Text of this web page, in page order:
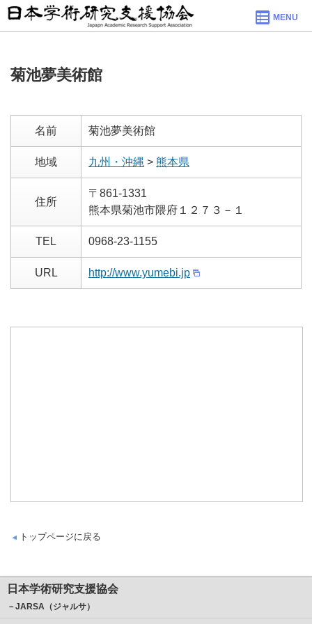
MENU
菊池夢美術館
名前 菊池夢美術館
地域 九州・沖縄 > 熊本県
住所
〒861-1331
熊本県菊池市隈府１２７３－１
TEL 0968-23-1155
URL http://www.yumebi.jp
トップページに戻る
日本学術研究支援協会
－JARSA（ジャルサ）